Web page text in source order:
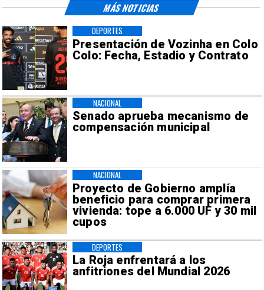
Presentación de Vozinha en Colo
Colo: Fecha, Estadio y Contrato
DEPORTES
Senado aprueba mecanismo de
compensación municipal
NACIONAL
Proyecto de Gobierno amplía
beneficio para comprar primera
vivienda: tope a 6.000 UF y 30 mil
cupos
NACIONAL
La Roja enfrentará a los
anfitriones del Mundial 2026
DEPORTES
MÁS NOTICIAS